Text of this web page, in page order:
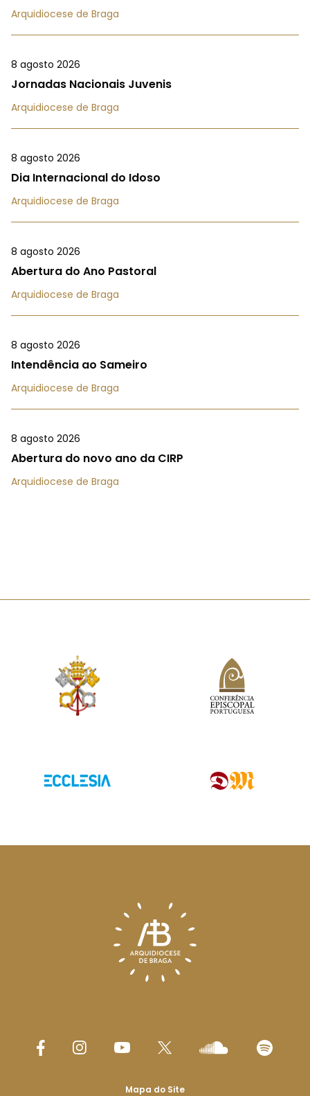
Arquidiocese de Braga
8 agosto 2026
Jornadas Nacionais Juvenis
Arquidiocese de Braga
8 agosto 2026
Dia Internacional do Idoso
Arquidiocese de Braga
8 agosto 2026
Abertura do Ano Pastoral
Arquidiocese de Braga
8 agosto 2026
Intendência ao Sameiro
Arquidiocese de Braga
8 agosto 2026
Abertura do novo ano da CIRP
Arquidiocese de Braga
Mapa do Site